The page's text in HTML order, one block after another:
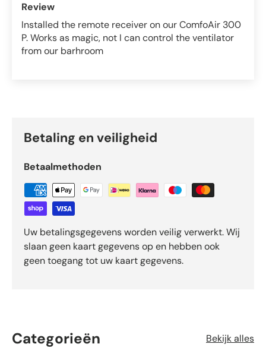
Review
Installed the remote receiver on our ComfoAir 300
P. Works as magic, not I can control the ventilator
from our barhroom
Betaling en veiligheid
Betaalmethoden
Uw betalingsgegevens worden veilig verwerkt. Wij
slaan geen kaart gegevens op en hebben ook
geen toegang tot uw kaart gegevens.
Categorieën Bekijk alles